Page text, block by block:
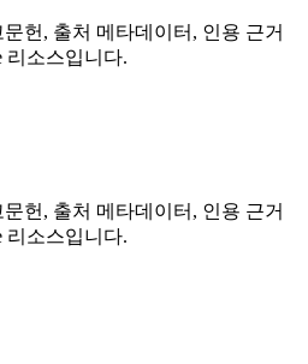
헌, 출처 메타데이터, 인용 근거
리소스입니다.
헌, 출처 메타데이터, 인용 근거
리소스입니다.